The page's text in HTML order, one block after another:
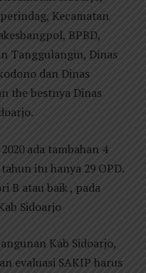
Kecamatan
BPBD,
Tanggulangin, Dinas
dan Dinas
the bestnya Dinas
ada tambahan 4
itu hanya 29 OPD.
B atau baik , pada
Sidoarjo
Kab Sidoarjo,
evaluasi SAKIP harus